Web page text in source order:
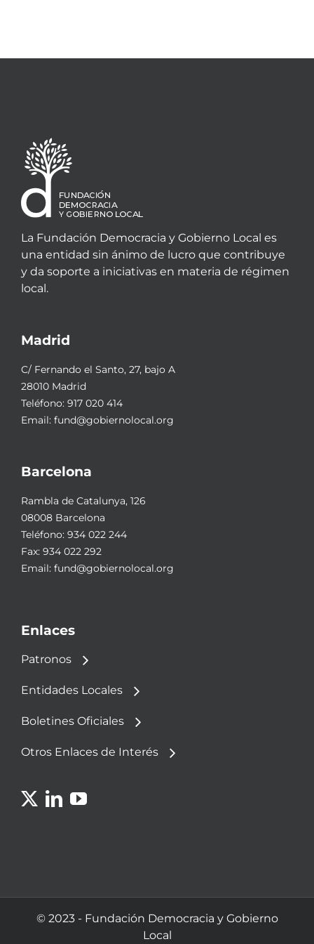
La Fundación Democracia y Gobierno Local es
una entidad sin ánimo de lucro que contribuye
y da soporte a iniciativas en materia de régimen
local.
Madrid
C/ Fernando el Santo, 27, bajo A
28010 Madrid
Teléfono: 917 020 414
Email: fund@gobiernolocal.org
Barcelona
Rambla de Catalunya, 126
08008 Barcelona
Teléfono: 934 022 244
Fax: 934 022 292
Email: fund@gobiernolocal.org
Enlaces
Patronos
Entidades Locales
Boletines Oficiales
Otros Enlaces de Interés
© 2023 - Fundación Democracia y Gobierno
Local